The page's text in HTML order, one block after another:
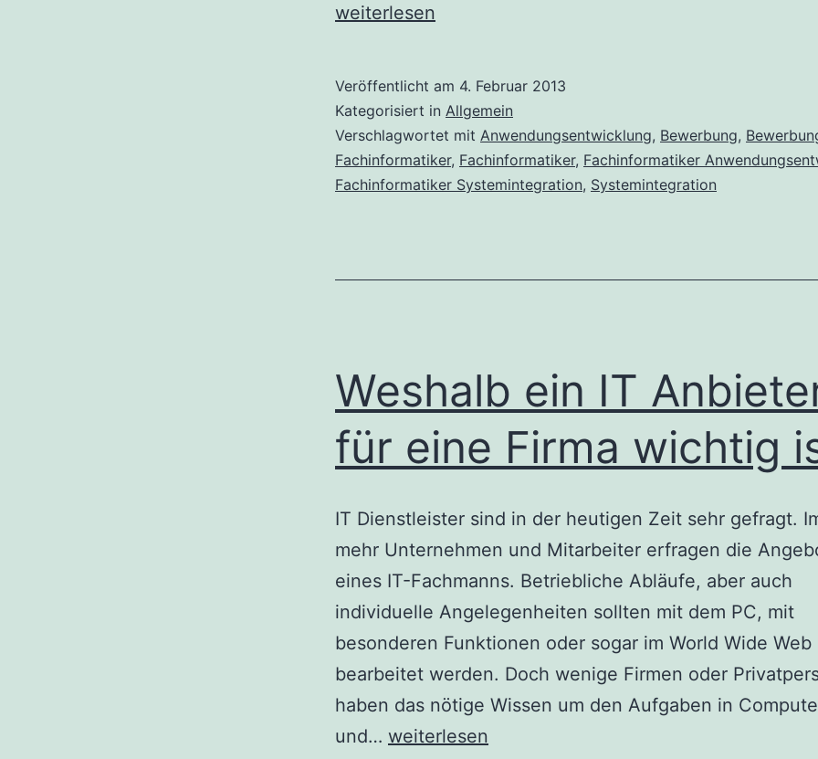
Eine
Fachinformatiker
weiterlesen
Veröffentlicht am 4. Februar 2013
Kategorisiert in Allgemein
Verschlagwortet mit Anwendungsentwicklung, Bewerbung,
Fachinformatiker, Fachinformatiker, Fachinformatiker
Fachinformatiker Systemintegration, Systemintegration
Weshalb ein IT
für eine Firma wichtig
IT Dienstleister sind in der heutigen Zeit sehr gefragt.
mehr Unternehmen und Mitarbeiter erfragen die
eines IT-Fachmanns. Betriebliche Abläufe, aber auch
individuelle Angelegenheiten sollten mit dem PC, mit
besonderen Funktionen oder sogar im World Wide Web
bearbeitet werden. Doch wenige Firmen oder
haben das nötige Wissen um den Aufgaben in
und… Weshalb
weiterlesen